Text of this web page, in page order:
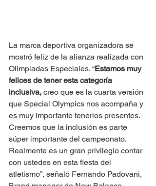
La marca deportiva organizadora se
mostró feliz de la alianza realizada con
Olimpiadas Especiales. “Estamos muy
felices de tener esta categoría
inclusiva, creo que es la cuarta versión
que Special Olympics nos acompaña y
es muy importante tenerlos presentes.
Creemos que la inclusión es parte
súper importante del campeonato.
Realmente es un gran privilegio contar
con ustedes en esta fiesta del
atletismo”, señaló Fernando Padovani,